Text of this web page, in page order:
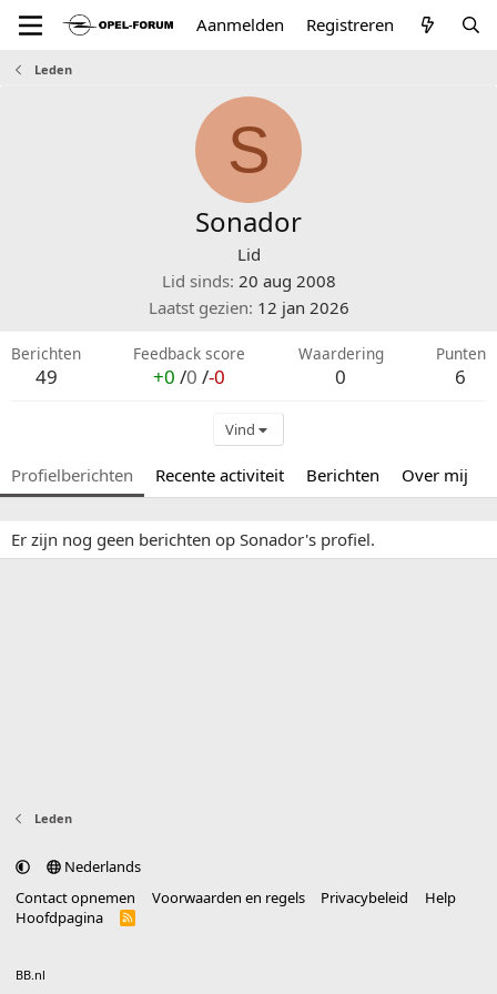
Aanmelden Registreren
Leden
S
Sonador
Lid
Lid sinds 20 aug 2008
Laatst gezien 12 jan 2026
Berichten
49
Feedback score
+0 /0 /-0
Waardering
0
Punten
6
Vind
Profielberichten Recente activiteit Berichten Over mij
Er zijn nog geen berichten op Sonador's profiel.
Leden
Nederlands
Contact opnemen
Voorwaarden en regels Privacybeleid
Help
Hoofdpagina
R
BB.nl